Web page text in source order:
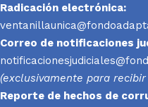
Radicación electrónica:
Correo de notificaciones
(exclusivamente para
Reporte de hechos de